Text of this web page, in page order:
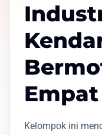
Kelompok ini